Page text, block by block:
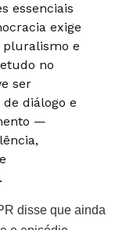
essenciais
exige
pluralismo e
no
ser
diálogo e
—
disse que ainda